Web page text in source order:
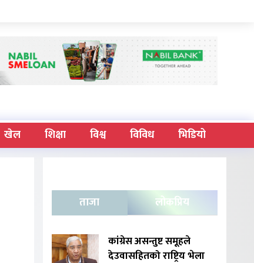
खेल शिक्षा विश्व विविध भिडियो
ताजा लोकप्रिय
कांग्रेस असन्तुष्ट समूहले
देउवासहितको राष्ट्रिय भेला